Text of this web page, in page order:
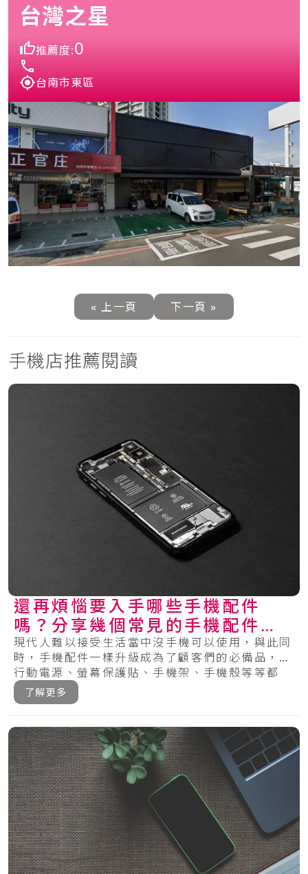
台灣之星
推薦度:0
台南市東區
« 上一頁 下一頁 »
手機店推薦閱讀
還再煩惱要入手哪些手機配件
嗎？分享幾個常見的手機配件給
你參考！
現代人難以接受生活當中沒手機可以使用，與此同
時，手機配件一樣升級成為了顧客們的必備品，從
行動電源、螢幕保護貼、手機架、手機殼等等都
有，在.....
了解更多